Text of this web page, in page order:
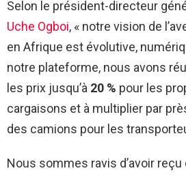
Selon le président-directeur
Uche Ogboi, « notre vision de
en Afrique est évolutive,
notre plateforme, nous avons
les prix jusqu’à 20 % pour les
cargaisons et à multiplier par
des camions pour les
Nous sommes ravis d’avoir